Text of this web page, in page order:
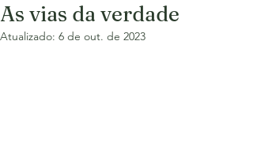
As vias da verdade
Atualizado: 6 de out. de 2023